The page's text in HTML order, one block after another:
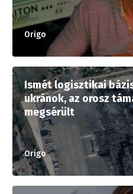
Origo
Ismét logisztikai
ukránok, az orosz
megsérült
Origo